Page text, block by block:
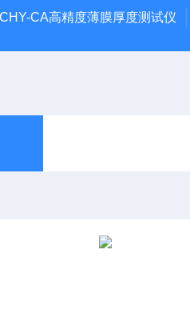
CHY-CA高精度薄膜厚度测试仪